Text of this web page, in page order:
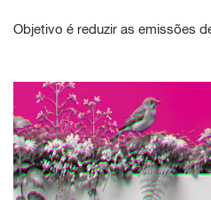
Objetivo é reduzir as emissões